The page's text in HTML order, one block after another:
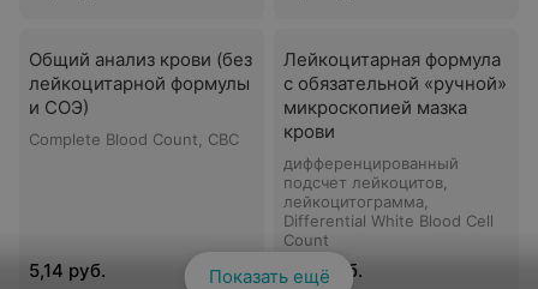
Общий анализ крови (без
лейкоцитарной формулы
и СОЭ)
Complete Blood Count, CBC
5,14 руб.
Лейкоцитарная формула
с обязательной «ручной»
микроскопией мазка
крови
дифференцированный
подсчет лейкоцитов,
лейкоцитограмма,
Differential White Blood Cell
Count
7,03 руб.
Показать ещё